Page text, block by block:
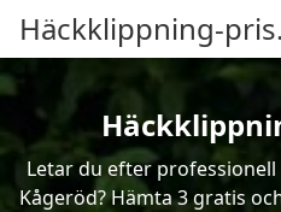
Häckklippning-
Letar du efter
Kågeröd? Hämta 3 gratis